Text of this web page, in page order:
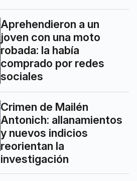
Aprehendieron a un
joven con una moto
robada: la había
comprado por redes
sociales
Crimen de Mailén
Antonich: allanamientos
y nuevos indicios
reorientan la
investigación